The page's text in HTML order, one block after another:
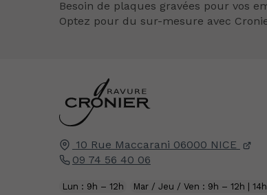
Besoin de plaques gravées pour vos
Optez pour du sur-mesure avec
10 Rue Maccarani 06000 NICE
09 74 56 40 06
Lun : 9h – 12h Mar / Jeu / Ven : 9h – 12h |